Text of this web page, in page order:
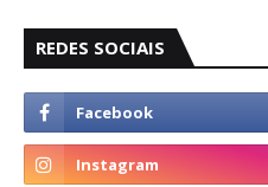
REDES SOCIAIS